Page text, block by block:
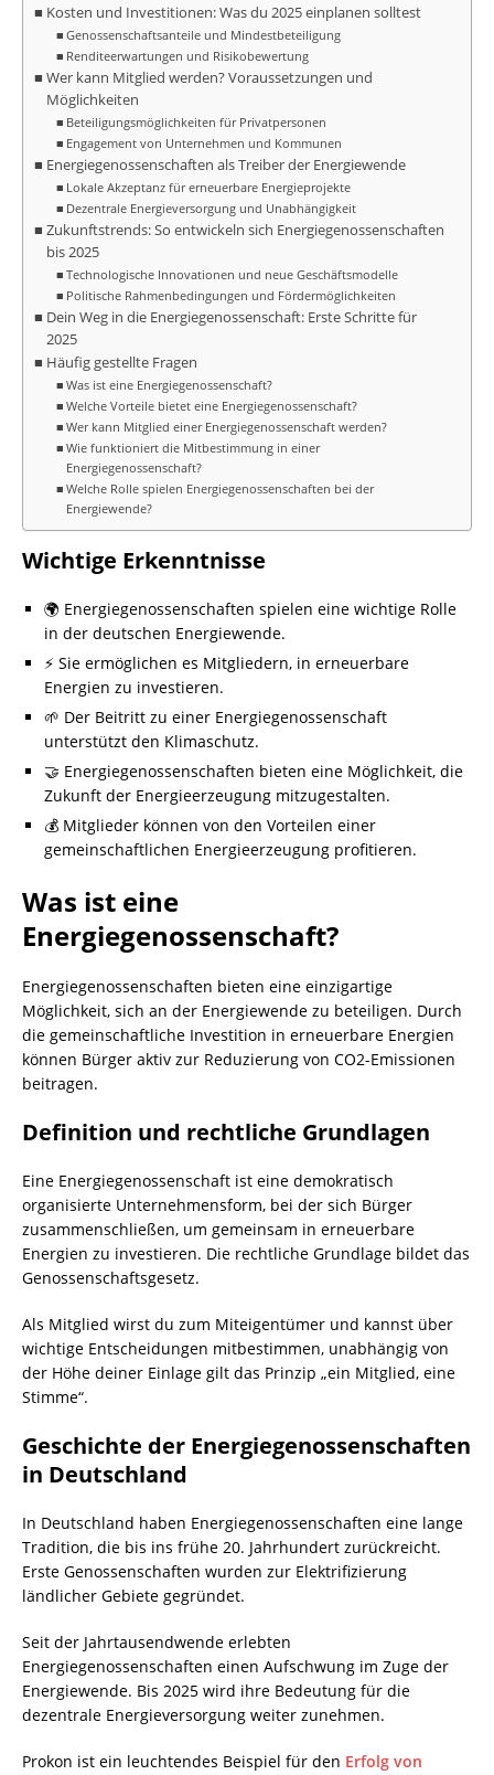
Kosten und Investitionen: Was du 2025 einplanen solltest
Genossenschaftsanteile und Mindestbeteiligung
Renditeerwartungen und Risikobewertung
Wer kann Mitglied werden? Voraussetzungen und
Möglichkeiten
Beteiligungsmöglichkeiten für Privatpersonen
Engagement von Unternehmen und Kommunen
Energiegenossenschaften als Treiber der Energiewende
Lokale Akzeptanz für erneuerbare Energieprojekte
Dezentrale Energieversorgung und Unabhängigkeit
Zukunftstrends: So entwickeln sich Energiegenossenschaften
bis 2025
Technologische Innovationen und neue Geschäftsmodelle
Politische Rahmenbedingungen und Fördermöglichkeiten
Dein Weg in die Energiegenossenschaft: Erste Schritte für
2025
Häufig gestellte Fragen
Was ist eine Energiegenossenschaft?
Welche Vorteile bietet eine Energiegenossenschaft?
Wer kann Mitglied einer Energiegenossenschaft werden?
Wie funktioniert die Mitbestimmung in einer
Energiegenossenschaft?
Welche Rolle spielen Energiegenossenschaften bei der
Energiewende?
Wichtige Erkenntnisse
🌍 Energiegenossenschaften spielen eine wichtige Rolle
in der deutschen Energiewende.
⚡ Sie ermöglichen es Mitgliedern, in erneuerbare
Energien zu investieren.
🌱 Der Beitritt zu einer Energiegenossenschaft
unterstützt den Klimaschutz.
🤝 Energiegenossenschaften bieten eine Möglichkeit, die
Zukunft der Energieerzeugung mitzugestalten.
💰 Mitglieder können von den Vorteilen einer
gemeinschaftlichen Energieerzeugung profitieren.
Was ist eine
Energiegenossenschaft?
Energiegenossenschaften bieten eine einzigartige
Möglichkeit, sich an der Energiewende zu beteiligen. Durch
die gemeinschaftliche Investition in erneuerbare Energien
können Bürger aktiv zur Reduzierung von CO2-Emissionen
beitragen.
Definition und rechtliche Grundlagen
Eine Energiegenossenschaft ist eine demokratisch
organisierte Unternehmensform, bei der sich Bürger
zusammenschließen, um gemeinsam in erneuerbare
Energien zu investieren. Die rechtliche Grundlage bildet das
Genossenschaftsgesetz.
Als Mitglied wirst du zum Miteigentümer und kannst über
wichtige Entscheidungen mitbestimmen, unabhängig von
der Höhe deiner Einlage gilt das Prinzip „ein Mitglied, eine
Stimme“.
Geschichte der Energiegenossenschaften
in Deutschland
In Deutschland haben Energiegenossenschaften eine lange
Tradition, die bis ins frühe 20. Jahrhundert zurückreicht.
Erste Genossenschaften wurden zur Elektrifizierung
ländlicher Gebiete gegründet.
Seit der Jahrtausendwende erlebten
Energiegenossenschaften einen Aufschwung im Zuge der
Energiewende. Bis 2025 wird ihre Bedeutung für die
dezentrale Energieversorgung weiter zunehmen.
Prokon ist ein leuchtendes Beispiel für den Erfolg von